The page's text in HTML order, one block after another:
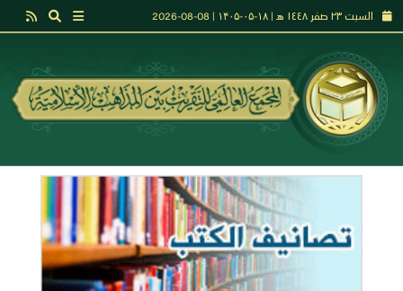
السبت ٢٣ صفر ١٤٤٨ هـ | ۱۸-۰۵-۱۴۰۵ | 08-08-2026